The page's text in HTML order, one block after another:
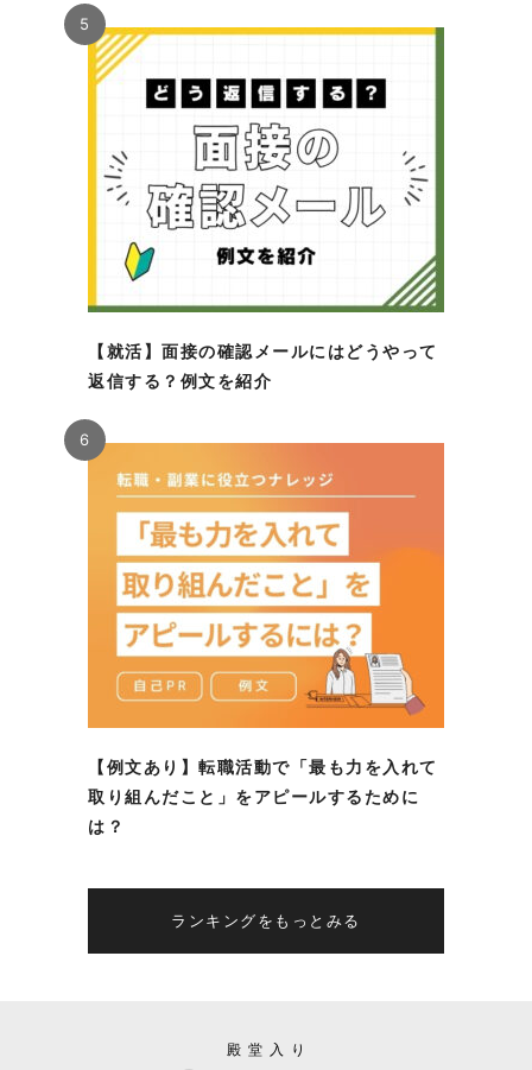
【就活】面接の確認メールにはどうやって
返信する？例文を紹介
5
【例文あり】転職活動で「最も力を入れて
取り組んだこと」をアピールするために
は？
6
ランキングをもっとみる
殿堂入り